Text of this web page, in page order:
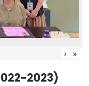
› »
2023)